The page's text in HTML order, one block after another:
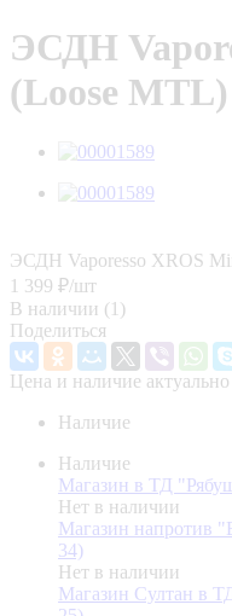
ЭСДН
(Loose
ЭСДН Vaporesso XROS
1 399 ₽/шт
В наличии (1)
Поделиться
Цена и наличие
Наличие
Наличие
Магазин в ТД
Нет в наличии
Магазин напротив
34)
Нет в наличии
Магазин Султан в